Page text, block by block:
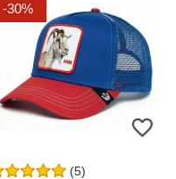
-30%
(5)